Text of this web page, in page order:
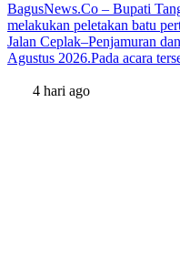
BagusNews.Co – Bupati
melakukan peletakan batu
Jalan Ceplak–Penjamuran
Agustus 2026.Pada acara
4 hari ago